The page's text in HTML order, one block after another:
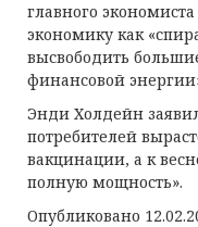
главного
экономику как
высвободить
финансовой
Энди Холдейн
потребителей
вакцинации, а к
полную мощность».
Опубликовано